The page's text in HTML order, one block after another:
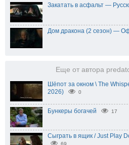
Закатать в асфальт —
Дом дракона (2 сезон) —
Еще от автора
Шёпот за окном \ The
2026)
0
Бункеры богачей 17
Сыграть в ящик / Just Play